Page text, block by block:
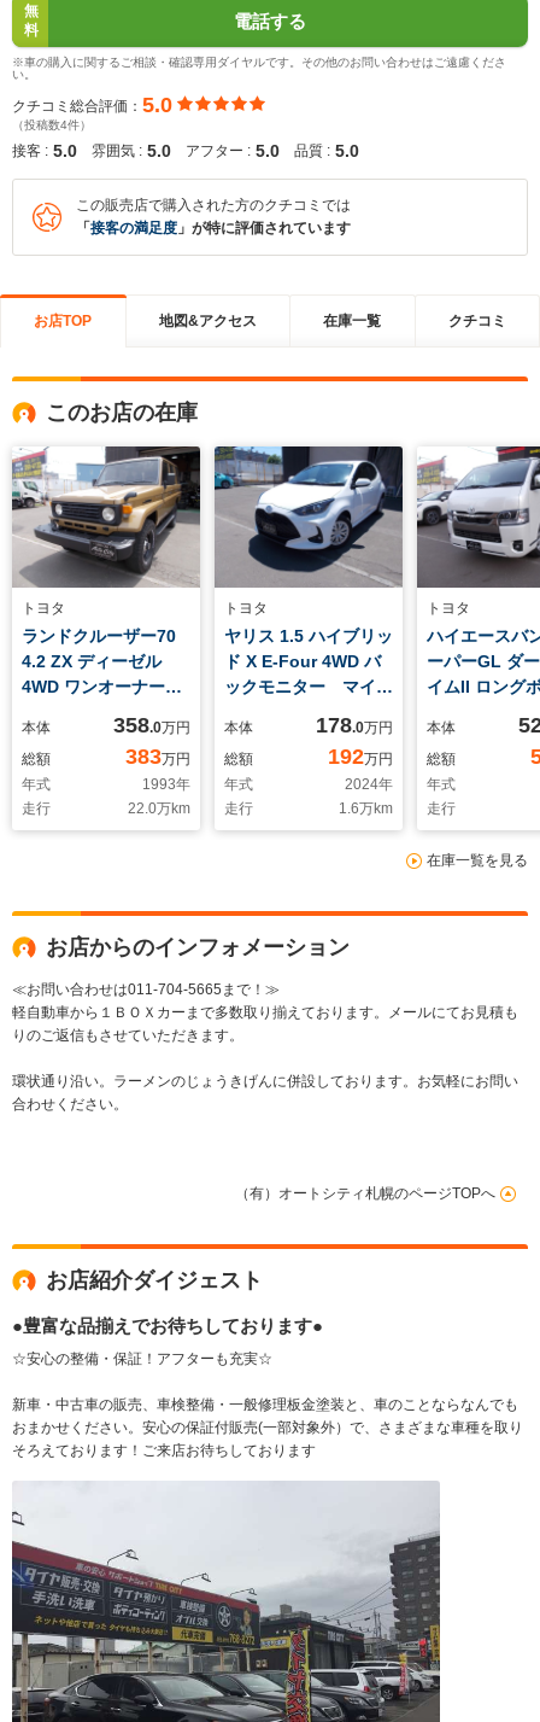
無
料
電話する
※車の購入に関するご相談・確認専用ダイヤルです。その他のお問い合わせはご遠慮くださ
い。
クチコミ総合評価： 5.0
（投稿数4件）
接客 : 5.0 雰囲気 : 5.0 アフター : 5.0 品質 : 5.0
この販売店で購入された方のクチコミでは
「 接客の満足度 」が特に評価されています
お店TOP 地図&アクセス 在庫一覧 クチコミ
このお店の在庫
トヨタ
ランドクルーザー70
4.2 ZX ディーゼル
4WD ワンオーナー
本体 358.0万円
総額
383万円
年式
1993年
走行
22.0万km
トヨタ
ヤリス 1.5 ハイブリッ
ド X E-Four 4WD バ
ックモニター マイナ
レイオーディオ
本体 178.0万円
総額
192万円
年式
2024年
走行
1.6万km
トヨタ
ハイエースバ
ーパーGL ダ
イムII ロング
4WD
本体
総額
年式
走行
在庫一覧を見る
お店からのインフォメーション
≪お問い合わせは011-704-5665まで！≫
軽自動車から１ＢＯＸカーまで多数取り揃えております。メールにてお見積も
りのご返信もさせていただきます。
環状通り沿い。ラーメンのじょうきげんに併設しております。お気軽にお問い
合わせください。
（有）オートシティ札幌のページTOPへ
お店紹介ダイジェスト
●豊富な品揃えでお待ちしております●
☆安心の整備・保証！アフターも充実☆
新車・中古車の販売、車検整備・一般修理板金塗装と、車のことならなんでも
おまかせください。安心の保証付販売(一部対象外）で、さまざまな車種を取り
そろえております！ご来店お待ちしております